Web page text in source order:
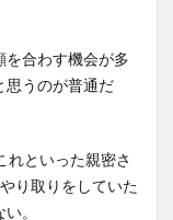
を合わす機会が多
思うのが普通だ
れといった親密さ
り取りをしていた
。